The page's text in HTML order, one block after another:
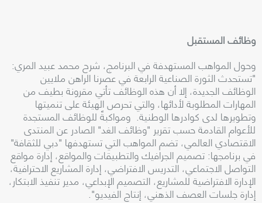
وظائف المستقبل
وحول المواهب المستهدفة في البرنامج، شرح محمد عبيد المري:
"تستحدث الثورة الصناعية الرابعة في عصرنا الراهن ملايين
الوظائف الجديدة، إلا أن هذه الوظائف تأتي مقرونة بطيف من
المهارات المطلوبة لأدائها، والتي تحرص الهيئة على تنميتها
وتطويرها لدى كوادرها الوطنية. ومواكبةً للوظائف المستجدة
للأعوام القادمة حسب تقرير "وظائف الغد" الصادر عن المنتدى
الاقتصادي العالمي، تضم المواهب التي تستهدفها "دبي للثقافة"
في برنامجها: تصميم الجرافيك والتطبيقات والمواقع، إدارة مواقع
التواصل الاجتماعي، التدريس الافتراضي، إدارة المشاريع الاحترافية،
الإدارة الافتراضية للمشاريع، التصميم الإبداعي، مدير تنفيذ الابتكار،
إدارة جلسات العصف الذهني، إنتاج الفيديو".